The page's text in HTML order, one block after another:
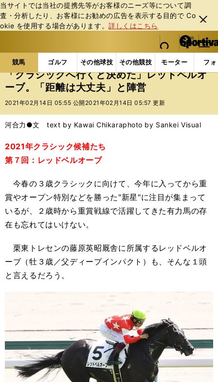
当サイトでは当社の提携先等がお客様のニーズ等について調
査・分析したり、お客様にお勧めの広告を表⽰する⽬的で Co
okie を使⽤する場合があります。詳しくはこちら
閉じ
る
web Sportiva (webスポルティーバ)
検索
マイペ
ー
ジ
メニュ
競馬 ゴルフ その他球技 その他競技 モーター フ
b
ス
ポ
ル
バ
競馬の記事一覧 競馬 「クラシックへ行くと決めた
「クラシックへ行くと決めた」レッドベルオ
ーブ。「距離は大丈夫」と陣営
2021年02月14日 05:55 公開 2021年02月14日 05:57 更新
河合力●文 text by Kawai Chikaraphoto by Sankei Visual
2021年クラシック候補たち
第７回：レッドベルオーブ
今春の３歳クラシックに向けて、今年に入ってから重
賞やオープン特別などを勝った"新星"に注目が集まって
いるが、２歳時から重賞戦線で活躍してきた有力馬の存
在も忘れてはいけない。
栗東トレセンの藤原英昭厩舎に所属するレッドベルオ
ーブ（牡３歳／父ディープインパクト）も、そんな１頭
と言えるだろう。